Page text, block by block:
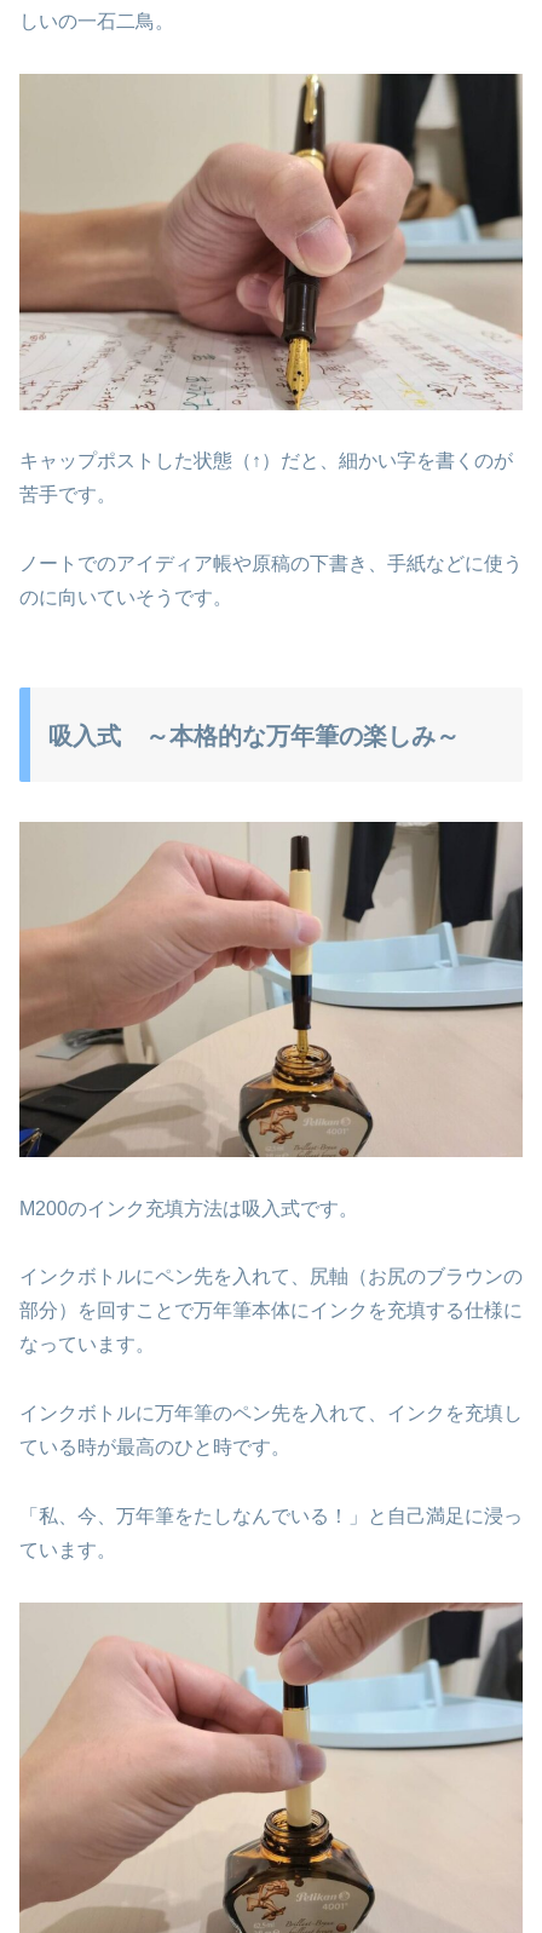
しいの一石二鳥。
キャップポストした状態（↑）だと、細かい字を書くのが
苦手です。
ノートでのアイディア帳や原稿の下書き、手紙などに使う
のに向いていそうです。
吸入式 ～本格的な万年筆の楽しみ～
M200のインク充填方法は吸入式です。
インクボトルにペン先を入れて、尻軸（お尻のブラウンの
部分）を回すことで万年筆本体にインクを充填する仕様に
なっています。
インクボトルに万年筆のペン先を入れて、インクを充填し
ている時が最高のひと時です。
「私、今、万年筆をたしなんでいる！」と自己満足に浸っ
ています。